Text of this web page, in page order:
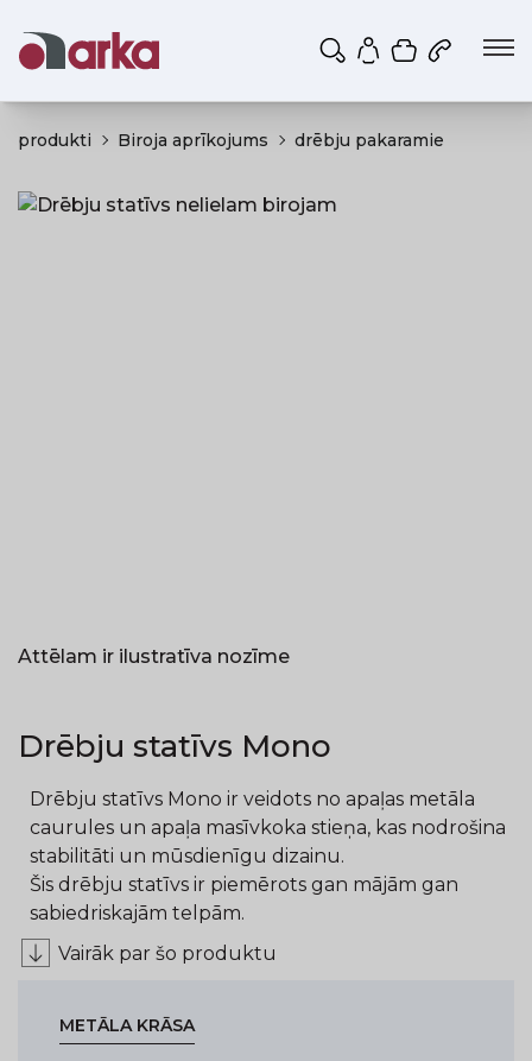
Mans profils
Iepirkumu
produkti Biroja aprīkojums drēbju pakaramie
Attēlam ir ilustratīva nozīme
Drēbju statīvs Mono
Drēbju statīvs Mono ir veidots no apaļas metāla
caurules un apaļa masīvkoka stieņa, kas nodrošina
stabilitāti un mūsdienīgu dizainu.
Šis drēbju statīvs ir piemērots gan mājām gan
sabiedriskajām telpām.
Vairāk par šo produktu
METĀLA KRĀSA